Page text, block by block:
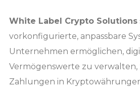
White Label Crypto Solutions
vorkonfigurierte, anpassbare
Unternehmen ermöglichen,
Vermögenswerte zu
Zahlungen in